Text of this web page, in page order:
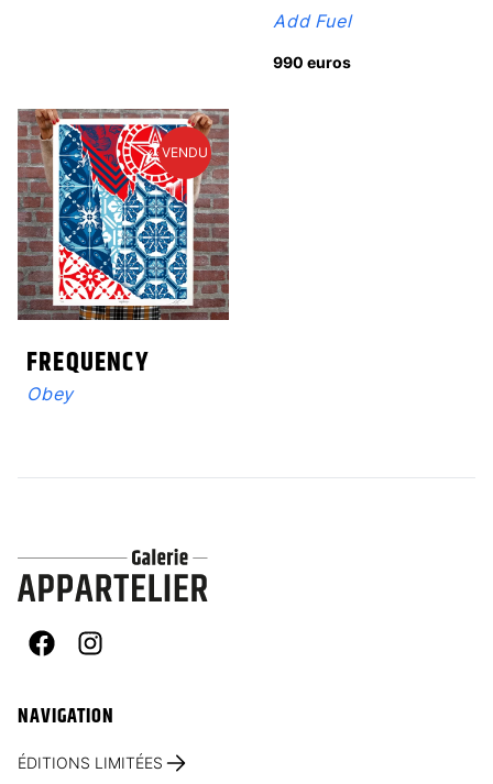
Add Fuel
990 euros
FREQUENCY
Obey
VENDU
FacebookInstagram
NAVIGATION
ÉDITIONS LIMITÉES